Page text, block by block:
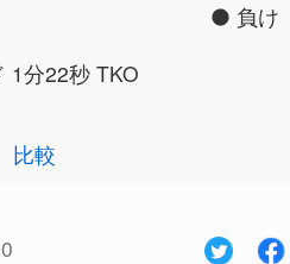
負け
1分22秒 TKO
比較